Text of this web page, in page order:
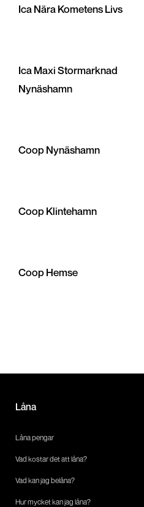
Ica Nära Kometens Livs
Ica Maxi Stormarknad
Nynäshamn
Coop Nynäshamn
Coop Klintehamn
Coop Hemse
Låna
Låna pengar
Vad kostar det att låna?
Vad kan jag belåna?
Hur mycket kan jag låna?